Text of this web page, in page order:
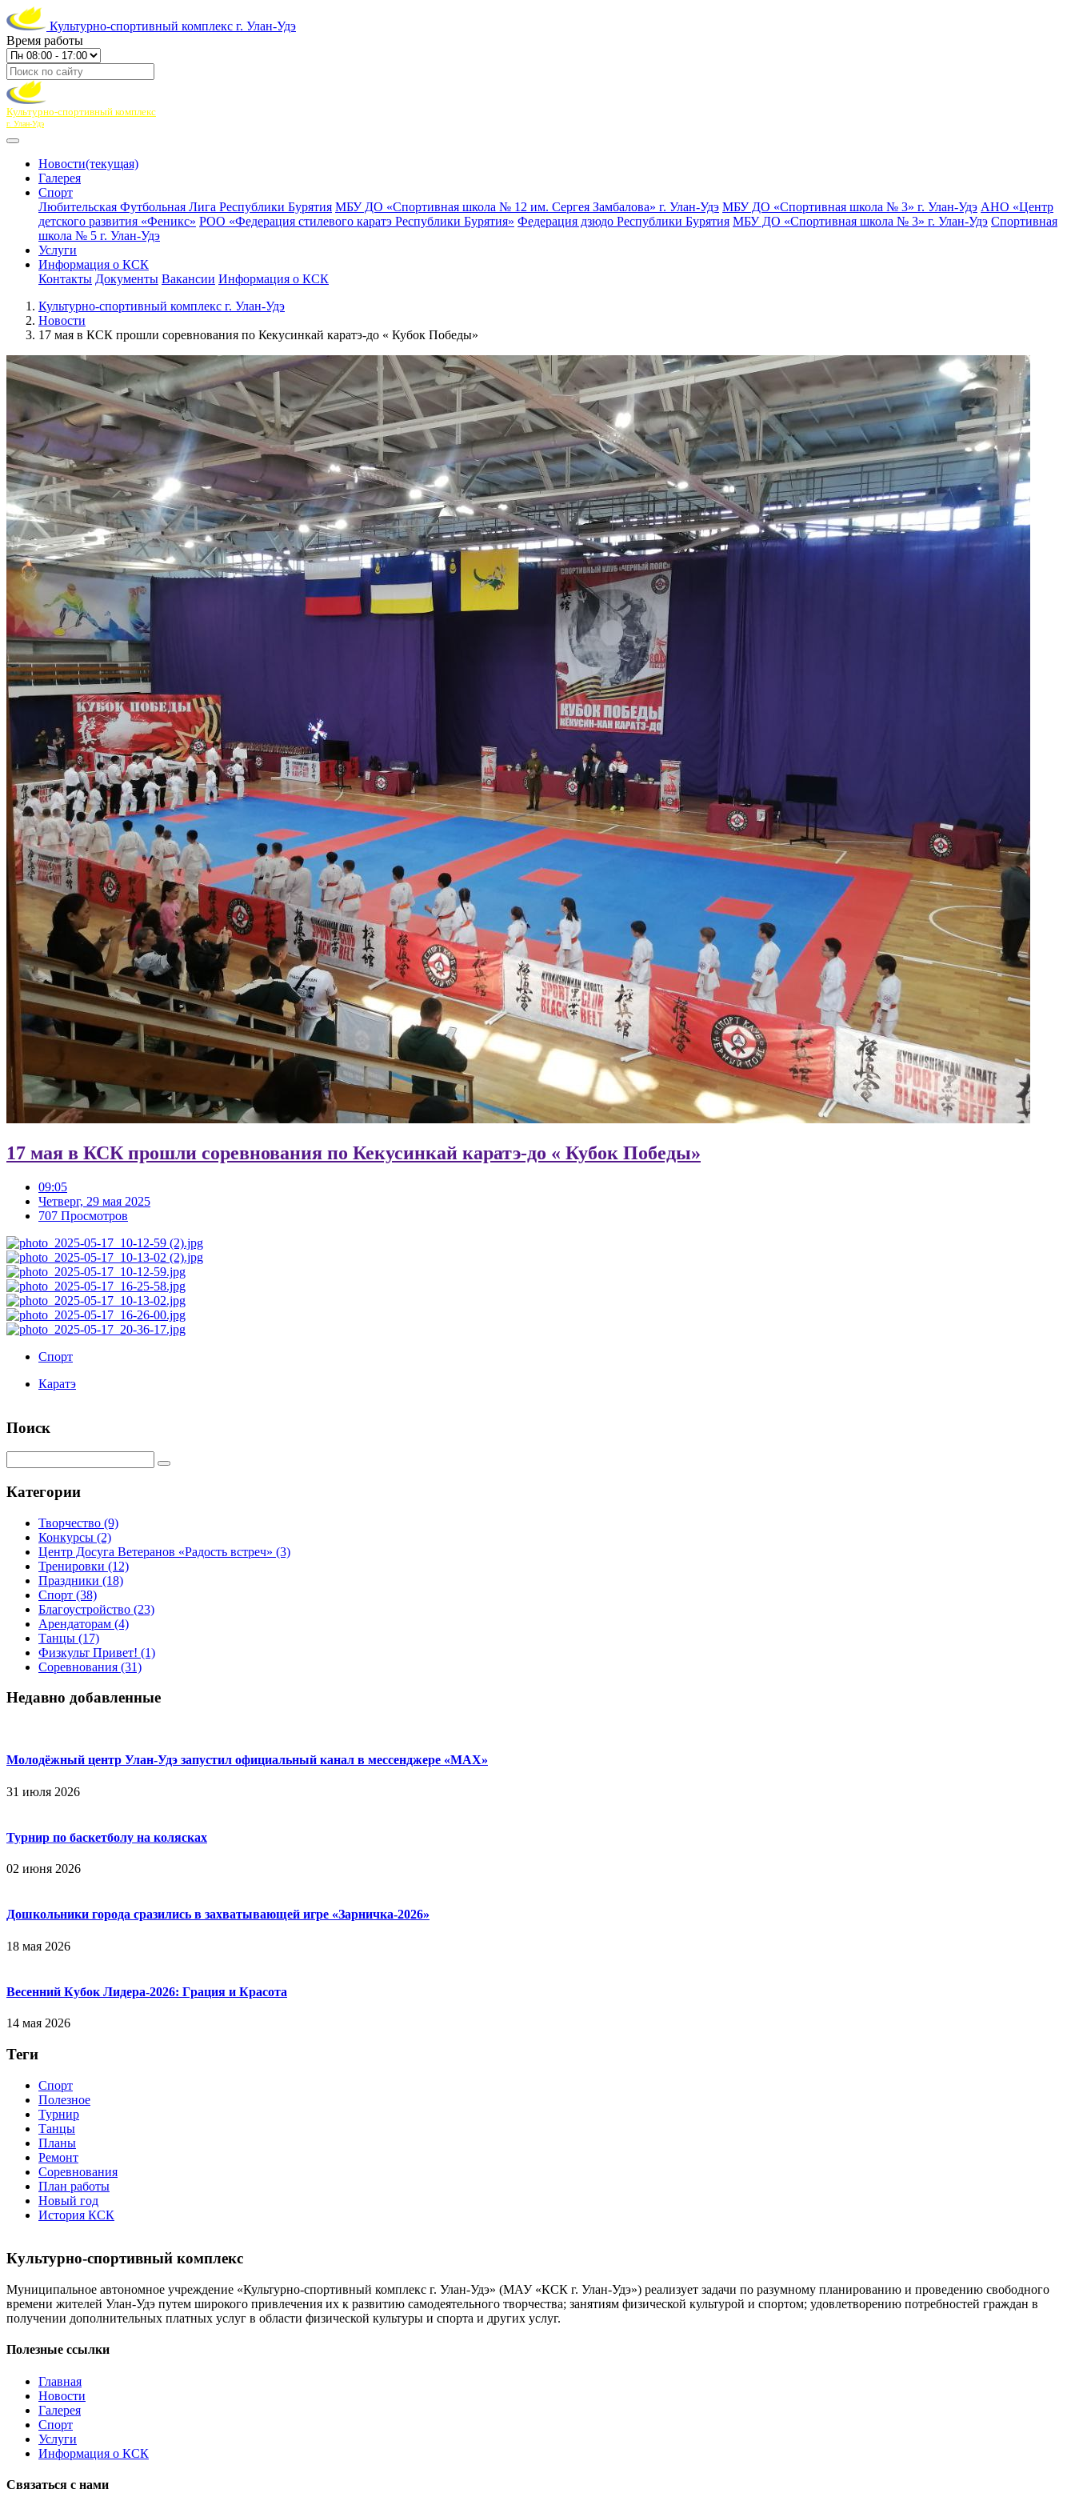
Культурно-спортивный комплекс г. Улан-Удэ
Время работы
Культурно-спортивный комплекс
г. Улан-Удэ
Новости(текущая)
Галерея
Спорт
Любительская Футбольная Лига Республики Бурятия МБУ ДО «Спортивная школа № 12 им. Сергея Замбалова» г. Улан-Удэ МБУ ДО «Спортивная школа № 3» г. Улан-Удэ АНО «Центр
детского развития «Феникс» РОО «Федерация стилевого каратэ Республики Бурятия» Федерация дзюдо Республики Бурятия МБУ ДО «Спортивная школа № 3» г. Улан-Удэ Спортивная
школа № 5 г. Улан-Удэ
Услуги
Информация о КСК
Контакты Документы Вакансии Информация о КСК
Культурно-спортивный комплекс г. Улан-Удэ
Новости
17 мая в КСК прошли соревнования по Кекусинкай каратэ-до « Кубок Победы»
17 мая в КСК прошли соревнования по Кекусинкай каратэ-до « Кубок Победы»
09:05
Четверг, 29 мая 2025
707 Просмотров
Спорт
Каратэ
Поиск
Категории
Творчество (9)
Конкурсы (2)
Центр Досуга Ветеранов «Радость встреч» (3)
Тренировки (12)
Праздники (18)
Спорт (38)
Благоустройство (23)
Арендаторам (4)
Танцы (17)
Физкульт Привет! (1)
Соревнования (31)
Недавно добавленные
Молодёжный центр Улан-Удэ запустил официальный канал в мессенджере «МАХ»
31 июля 2026
Турнир по баскетболу на колясках
02 июня 2026
Дошкольники города сразились в захватывающей игре «Зарничка‑2026»
18 мая 2026
Весенний Кубок Лидера-2026: Гpaция и Кpacoтa
14 мая 2026
Теги
Спорт
Полезное
Турнир
Танцы
Планы
Ремонт
Соревнования
План работы
Новый год
История КСК
Культурно-спортивный комплекс
Муниципальное автономное учреждение «Культурно-спортивный комплекс г. Улан-Удэ» (МАУ «КСК г. Улан-Удэ») реализует задачи по разумному планированию и проведению свободного
времени жителей Улан-Удэ путем широкого привлечения их к развитию самодеятельного творчества; занятиям физической культурой и спортом; удовлетворению потребностей граждан в
получении дополнительных платных услуг в области физической культуры и спорта и других услуг.
Полезные ссылки
Главная
Новости
Галерея
Спорт
Услуги
Информация о КСК
Связаться с нами